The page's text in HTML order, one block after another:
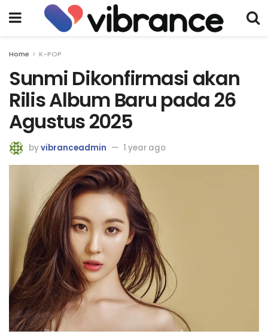
Home K-POP
Sunmi Dikonfirmasi akan
Rilis Album Baru pada 26
Agustus 2025
byvibranceadmin 1 year ago